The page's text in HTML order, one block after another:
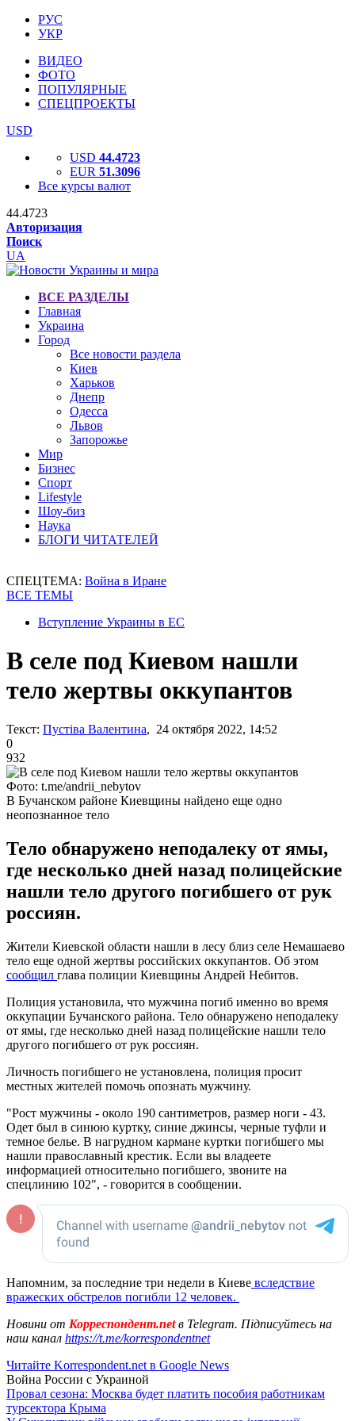
РУС
УКР
ВИДЕО
ФОТО
ПОПУЛЯРНЫЕ
СПЕЦПРОЕКТЫ
USD
USD 44.4723
EUR 51.3096
Все курсы валют
44.4723
Авторизация
Поиск
UA
ВСЕ РАЗДЕЛЫ
Главная
Украина
Город
Все новости раздела
Киев
Харьков
Днепр
Одесса
Львов
Запорожье
Мир
Бизнес
Спорт
Lifestyle
Шоу-биз
Наука
БЛОГИ ЧИТАТЕЛЕЙ
СПЕЦТЕМА: Война в Иране
ВСЕ ТЕМЫ
Вступление Украины в ЕС
В селе под Киевом нашли
тело жертвы оккупантов
Текст: Пустіва Валентина, 24 октября 2022, 14:52
0
932
Фото: t.me/andrii_nebytov
В Бучанском районе Киевщины найдено еще одно
неопознанное тело
Тело обнаружено неподалеку от ямы,
где несколько дней назад полицейские
нашли тело другого погибшего от рук
россиян.
Жители Киевской области нашли в лесу близ селе Немашаево
тело еще одной жертвы российских оккупантов. Об этом
сообщил глава полиции Киевщины Андрей Небитов.
Полиция установила, что мужчина погиб именно во время
оккупации Бучанского района. Тело обнаружено неподалеку
от ямы, где несколько дней назад полицейские нашли тело
другого погибшего от рук россиян.
Личность погибшего не установлена, полиция просит
местных жителей помочь опознать мужчину.
"Рост мужчины - около 190 сантиметров, размер ноги - 43.
Одет был в синюю куртку, синие джинсы, черные туфли и
темное белье. В нагрудном кармане куртки погибшего мы
нашли православный крестик. Если вы владеете
информацией относительно погибшего, звоните на
спецлинию 102", - говорится в сообщении.
Напомним, за последние три недели в Киеве вследствие
вражеских обстрелов погибли 12 человек.
Новини от Корреспондент.netв Telegram. Підписуйтесь на
наш канал https://t.me/korrespondentnet
Читайте Korrespondent.net в Google News
Война России с Украиной
Провал сезона: Москва будет платить пособия работникам
турсектора Крыма